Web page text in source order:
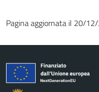
Pagina aggiornata il 20/